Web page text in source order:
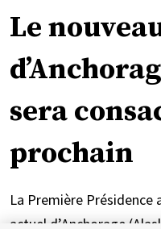
Le
sera
prochain
La Première
actuel d’Anchorage